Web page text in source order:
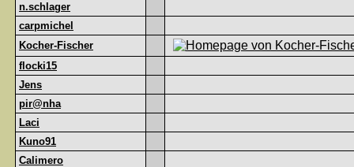
n.schlager
carpmichel
Kocher-Fischer
flocki15
Jens
pir@nha
Laci
Kuno91
Calimero